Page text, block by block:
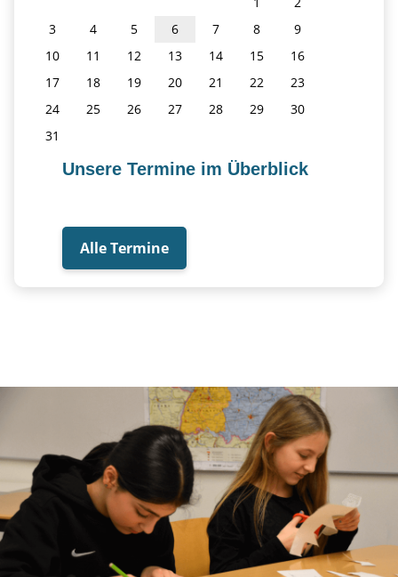
3
4 5 6 7 8
9
10
11 12 13 14 15
16
17
18 19 20 21 22
23
24
25 26 27 28 29
30
31
Unsere Termine im Überblick
Alle Termine